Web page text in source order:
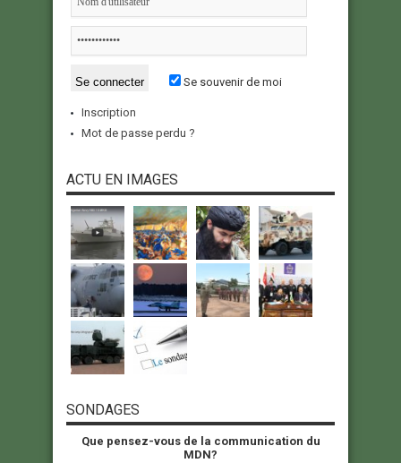
Se souvenir de moi
Inscription
Mot de passe perdu ?
ACTU EN IMAGES
SONDAGES
Que pensez-vous de la communication du
MDN?